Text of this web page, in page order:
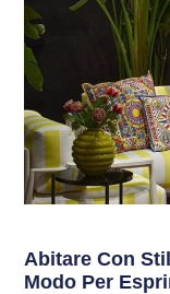
Abitare Con
Modo Per